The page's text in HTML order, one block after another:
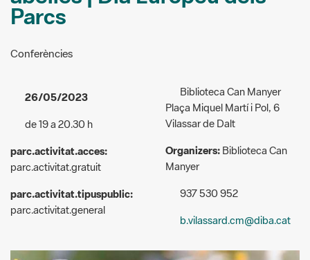
Conferències
de 19 a 20.30 h
parc.activitat.acces:
parc.activitat.tipuspublic:
parc.activitat.general
Vilassar de Dalt
Organizers:Biblioteca Can
937 530 952
b.vilassard.cm@diba.cat